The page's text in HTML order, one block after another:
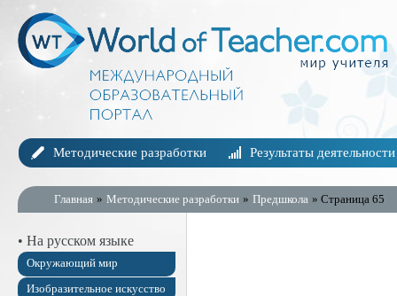
Методические разработки Результаты деятельности
Главная » Методические разработки » Предшкола » Страница 65
• На русском языке
Окружающий мир
Изобразительное искусство